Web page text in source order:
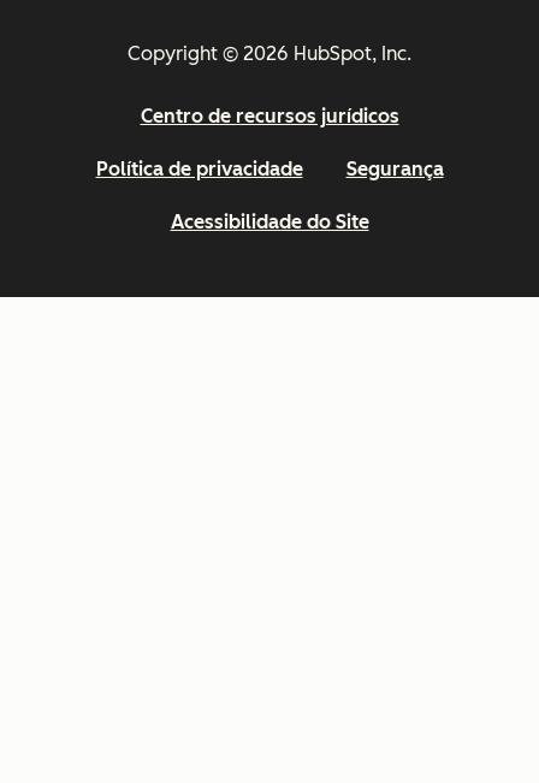
Copyright © 2026 HubSpot, Inc.
Centro de recursos jurídicos
Política de privacidade Segurança
Acessibilidade do Site